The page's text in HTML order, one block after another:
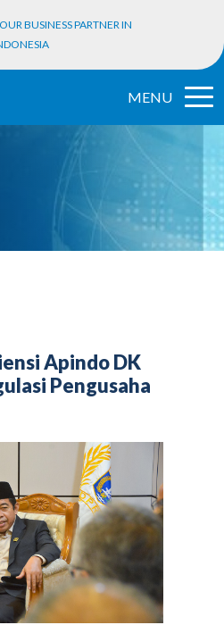
BUSINESS PARTNER IN
MENU
Apindo DK
Pengusaha